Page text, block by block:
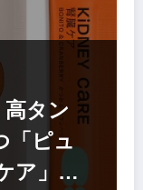
タン
「ピュ
ア」を